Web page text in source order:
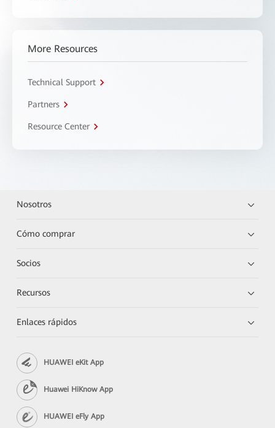
More Resources
Technical Support
Partners
Resource Center
Nosotros
Cómo comprar
Socios
Recursos
Enlaces rápidos
HUAWEI eKit App
Huawei HiKnow App
HUAWEI eFly App